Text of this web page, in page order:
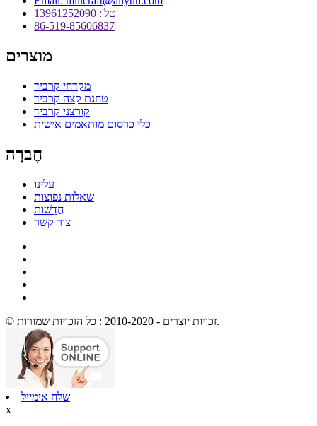
טל': 13961252090
86-519-85606837
מוצרים
מקדחי קרביד
טחנת קצה קרביד
קורצני קרביד
כלי כרסום מותאמים אישית
חֶברָה
עלינו
שאלות נפוצות
חֲדָשׁוֹת
צור קשר
© זכויות יוצרים - 2010-2020 : כל הזכויות שמורות.
שלח אימייל
x